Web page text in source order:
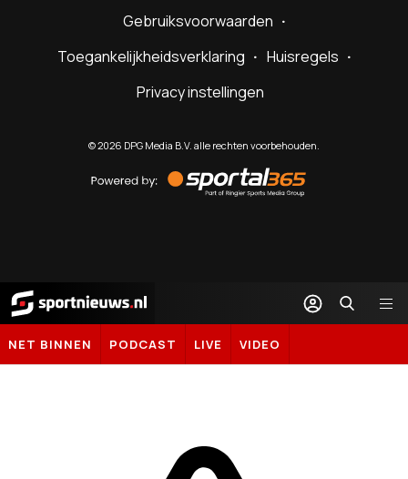
Gebruiksvoorwaarden
Toegankelijkheidsverklaring
Huisregels
Privacy instellingen
©2026 DPG Media B.V. alle rechten voorbehouden.
by
Sportal365
Sportnieuws.nl
NET BINNEN PODCAST LIVE VIDEO